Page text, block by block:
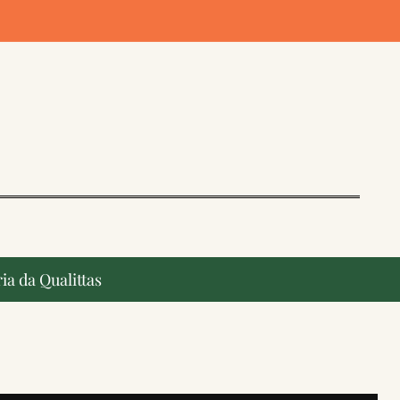
da Qualittasdestaque na imprensa